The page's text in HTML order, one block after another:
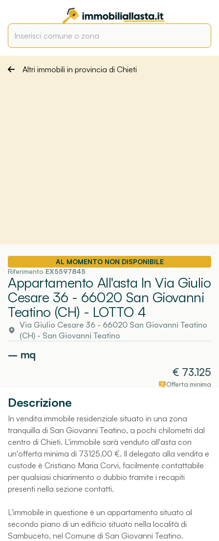
Altri immobili in provincia di Chieti
AL MOMENTO NON DISPONIBILE
Riferimento EX5597845
Appartamento All'asta In Via Giulio
Cesare 36 - 66020 San Giovanni
Teatino (CH) - LOTTO 4
Via Giulio Cesare 36 - 66020 San Giovanni Teatino
(CH)- San Giovanni Teatino
– mq
€ 73.125
Offerta minima
Descrizione
In vendita immobile residenziale situato in una zona
tranquilla di San Giovanni Teatino, a pochi chilometri dal
centro di Chieti. L'immobile sarà venduto all'asta con
un'offerta minima di 73125.00 €. Il delegato alla vendita e
custode è Cristiano Maria Corvi, facilmente contattabile
per qualsiasi chiarimento o dubbio tramite i recapiti
presenti nella sezione contatti.
L'immobile in questione è un appartamento situato al
secondo piano di un edificio situato nella località di
Sambuceto, nel Comune di San Giovanni Teatino.